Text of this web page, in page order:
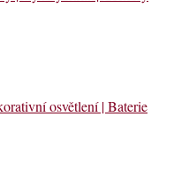
osvětlení | Baterie